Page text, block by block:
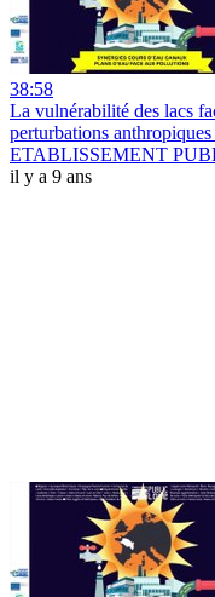
38:58
La vulnérabilité des lacs
perturbations
ETABLISSEMENT
il y a 9 ans